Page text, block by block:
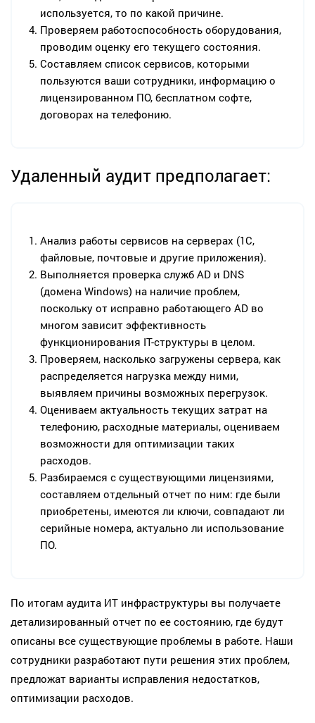
используется, то по какой причине.
Проверяем работоспособность оборудования,
проводим оценку его текущего состояния.
Составляем список сервисов, которыми
пользуются ваши сотрудники, информацию о
лицензированном ПО, бесплатном софте,
договорах на телефонию.
Удаленный аудит предполагает:
Анализ работы сервисов на серверах (1С,
файловые, почтовые и другие приложения).
Выполняется проверка служб AD и DNS
(домена Windows) на наличие проблем,
поскольку от исправно работающего AD во
многом зависит эффективность
функционирования IT-структуры в целом.
Проверяем, насколько загружены сервера, как
распределяется нагрузка между ними,
выявляем причины возможных перегрузок.
Оцениваем актуальность текущих затрат на
телефонию, расходные материалы, оцениваем
возможности для оптимизации таких
расходов.
Разбираемся с существующими лицензиями,
составляем отдельный отчет по ним: где были
приобретены, имеются ли ключи, совпадают ли
серийные номера, актуально ли использование
ПО.
По итогам аудита ИТ инфраструктуры вы получаете
детализированный отчет по ее состоянию, где будут
описаны все существующие проблемы в работе. Наши
сотрудники разработают пути решения этих проблем,
предложат варианты исправления недостатков,
оптимизации расходов.